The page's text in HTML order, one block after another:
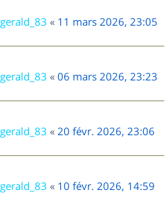
gerald_83 « 11 mars 2026, 23:05
gerald_83 « 06 mars 2026, 23:23
gerald_83 « 20 févr. 2026, 23:06
gerald_83 « 10 févr. 2026, 14:59